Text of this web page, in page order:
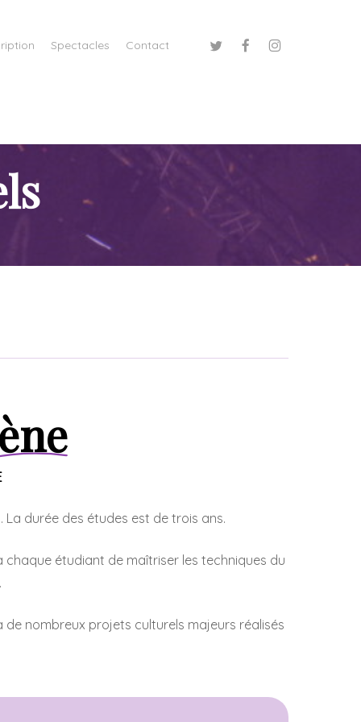
Spectacles Contact twitter facebookinstagram
durée des études est de trois ans.
chaque étudiant de maîtriser les techniques du
nombreux projets culturels majeurs réalisés